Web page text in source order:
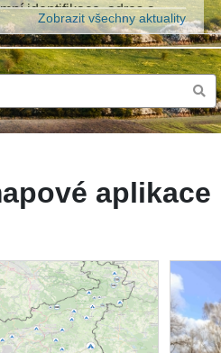
k jednotnému standardu územně
Zobrazit
aplikace